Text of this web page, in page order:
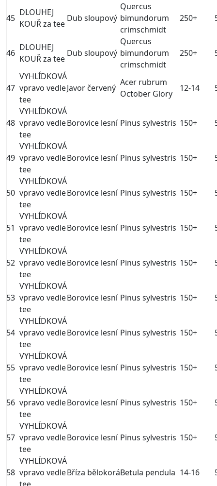
45
DLOUHEJ
KOUŘ za tee
Dub sloupový
Quercus
bimundorum
crimschmidt
250+
46
DLOUHEJ
KOUŘ za tee
Dub sloupový
Quercus
bimundorum
crimschmidt
250+
47
VYHLÍDKOVÁ
vpravo vedle
tee
Javor červený
Acer rubrum
October Glory
12-14
48
VYHLÍDKOVÁ
vpravo vedle
tee
Borovice lesní Pinus sylvestris 150+
49
VYHLÍDKOVÁ
vpravo vedle
tee
Borovice lesní Pinus sylvestris 150+
50
VYHLÍDKOVÁ
vpravo vedle
tee
Borovice lesní Pinus sylvestris 150+
51
VYHLÍDKOVÁ
vpravo vedle
tee
Borovice lesní Pinus sylvestris 150+
52
VYHLÍDKOVÁ
vpravo vedle
tee
Borovice lesní Pinus sylvestris 150+
53
VYHLÍDKOVÁ
vpravo vedle
tee
Borovice lesní Pinus sylvestris 150+
54
VYHLÍDKOVÁ
vpravo vedle
tee
Borovice lesní Pinus sylvestris 150+
55
VYHLÍDKOVÁ
vpravo vedle
tee
Borovice lesní Pinus sylvestris 150+
56
VYHLÍDKOVÁ
vpravo vedle
tee
Borovice lesní Pinus sylvestris 150+
57
VYHLÍDKOVÁ
vpravo vedle
tee
Borovice lesní Pinus sylvestris 150+
58
VYHLÍDKOVÁ
vpravo vedleBříza bělokoráBetula pendula 14-16